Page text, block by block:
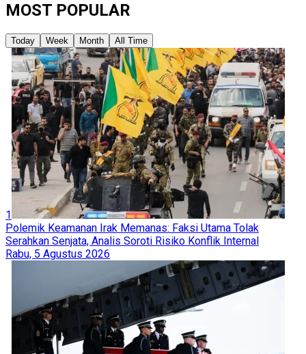
MOST POPULAR
Today Week Month All Time
1
Polemik Keamanan Irak Memanas: Faksi Utama Tolak
Serahkan Senjata, Analis Soroti Risiko Konflik Internal
Rabu, 5 Agustus 2026